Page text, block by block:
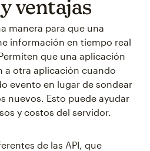
ventajas
manera para que una
información en tiempo real
que una aplicación
a otra aplicación cuando
evento en lugar de sondear
nuevos. Esto puede ayudar
y costos del servidor.
de las API, que